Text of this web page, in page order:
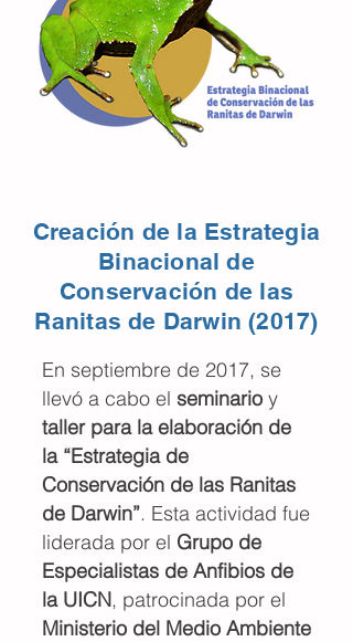
Creación de la Estrategia
Binacional de
Conservación de las
Ranitas de Darwin (2017)
En septiembre de 2017, se
llevó a cabo el seminario y
taller para la elaboración de
la “Estrategia de
Conservación de las Ranitas
de Darwin”. Esta actividad fue
liderada por el Grupo de
Especialistas de Anfibios de
la UICN, patrocinada por el
Ministerio del Medio Ambiente